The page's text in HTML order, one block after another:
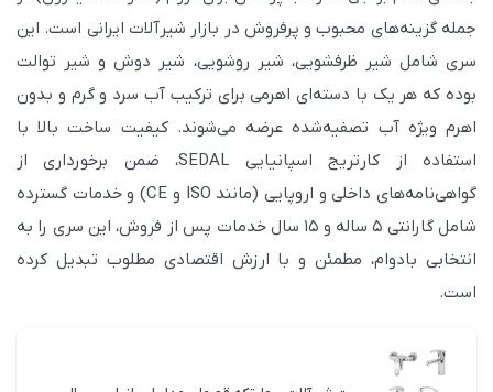
جمله گزینه‌های محبوب و پرفروش در بازار شیرآلات ایرانی است. این
سری شامل شیر ظرفشویی، شیر روشویی، شیر دوش و شیر توالت
بوده که هر یک با دسته‌ای اهرمی برای ترکیب آب سرد و گرم و بدون
اهرم ویژه آب تصفیه‌شده عرضه می‌شوند. کیفیت ساخت بالا با
استفاده از کارتریج اسپانیایی SEDAL، ضمن برخورداری از
گواهی‌نامه‌های داخلی و اروپایی (مانند ISO و CE) و خدمات گسترده
شامل گارانتی ۵ ساله و ۱۵ سال خدمات پس از فروش، این سری را به
انتخابی بادوام، مطمئن و با ارزش اقتصادی مطلوب تبدیل کرده
است.